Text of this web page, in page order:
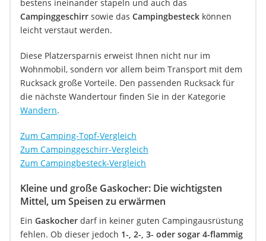
bestens ineinander stapeln und auch das
Campinggeschirr sowie das Campingbesteck können
leicht verstaut werden.
Diese Platzersparnis erweist Ihnen nicht nur im
Wohnmobil, sondern vor allem beim Transport mit dem
Rucksack große Vorteile. Den passenden Rucksack für
die nächste Wandertour finden Sie in der Kategorie
Wandern.
Zum Camping-Topf-Vergleich
Zum Campinggeschirr-Vergleich
Zum Campingbesteck-Vergleich
Kleine und große Gaskocher: Die wichtigsten
Mittel, um Speisen zu erwärmen
Ein Gaskocher darf in keiner guten Campingausrüstung
fehlen. Ob dieser jedoch 1-, 2-, 3- oder sogar 4-flammig